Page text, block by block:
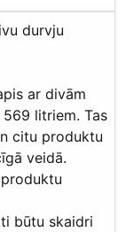
durvju
ar divām
litriem. Tas
citu produktu
veidā.
būtu skaidri